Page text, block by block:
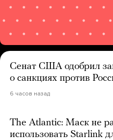
Сенат США одобрил
о санкциях против
6 часов назад
The Atlantic: Маск не
использовать Starlink